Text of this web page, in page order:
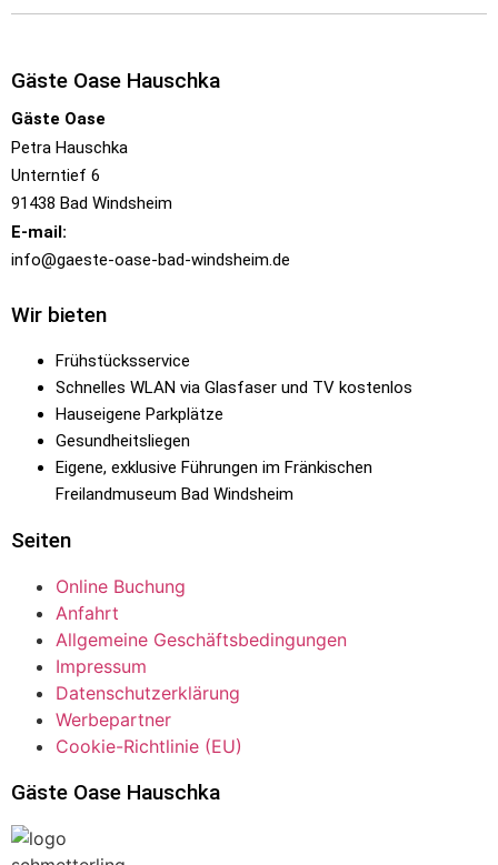
Gäste Oase Hauschka
Gäste Oase
Petra Hauschka
Unterntief 6
91438 Bad Windsheim
E-mail:
info@gaeste-oase-bad-windsheim.de
Wir bieten
Frühstücksservice
Schnelles WLAN via Glasfaser und TV kostenlos
Hauseigene Parkplätze
Gesundheitsliegen
Eigene, exklusive Führungen im Fränkischen
Freilandmuseum Bad Windsheim
Seiten
Online Buchung
Anfahrt
Allgemeine Geschäftsbedingungen
Impressum
Datenschutzerklärung
Werbepartner
Cookie-Richtlinie (EU)
Gäste Oase Hauschka